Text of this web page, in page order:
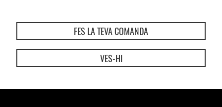
FES LA TEVA COMANDA
VES-HI